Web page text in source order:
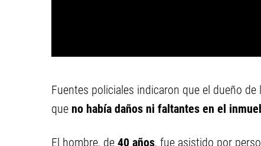
Fuentes policiales indicaron que el dueño
que no había daños ni faltantes en el
El hombre, de 40 años, fue asistido por